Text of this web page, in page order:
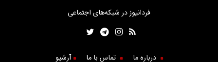
فردانیوز در شبکه‌های اجتماعی
درباره ما تماس با ما آرشیو